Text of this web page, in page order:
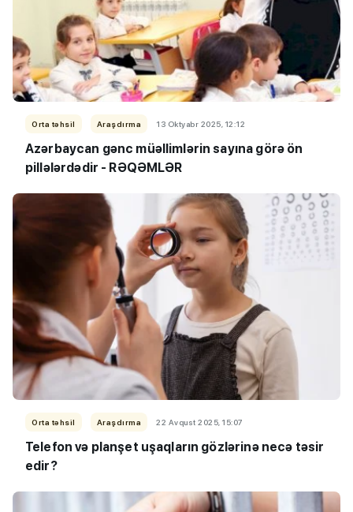
Orta təhsil Araşdırma 13 Oktyabr 2025, 12:12
Azərbaycan gənc müəllimlərin sayına görə ön
pillələrdədir - RƏQƏMLƏR
Orta təhsil Araşdırma 22 Avqust 2025, 15:07
Telefon və planşet uşaqların gözlərinə necə təsir
edir?